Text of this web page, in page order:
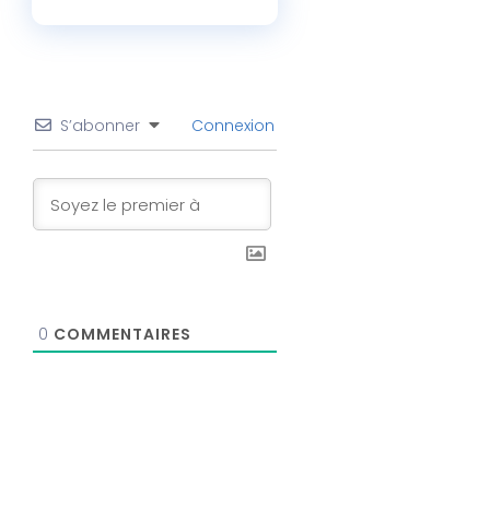
S’abonner Connexion
0 COMMENTAIRES